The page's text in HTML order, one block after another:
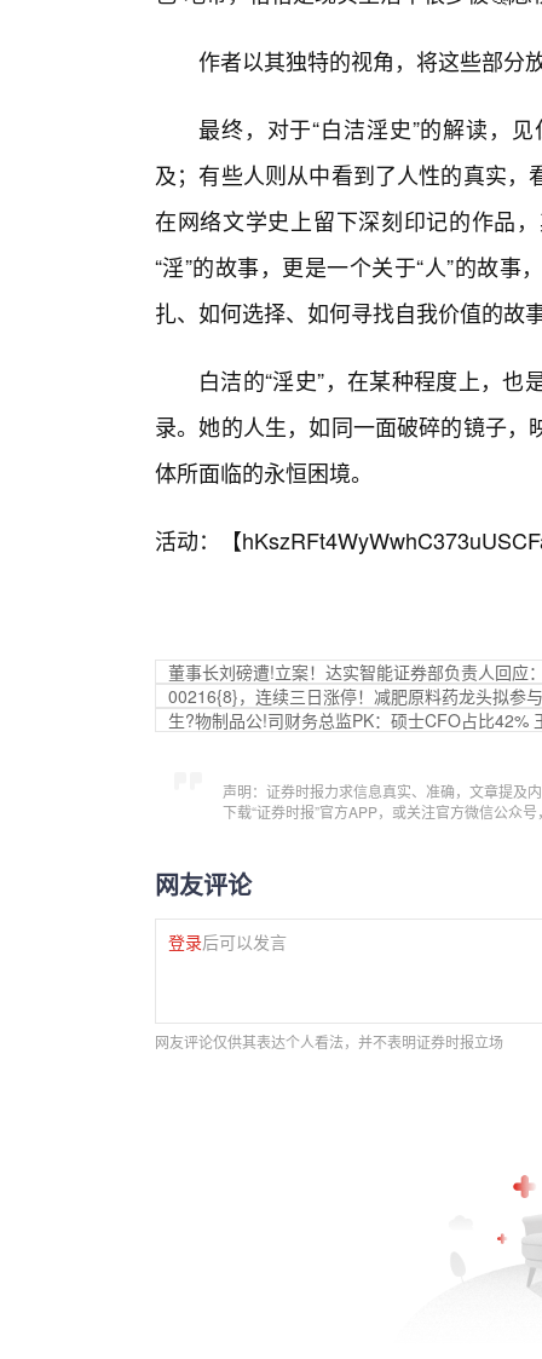
作者以其独特的视角，将这些部分
最终，对于“白洁淫史”的解读，
及；有些人则从中看到了人性的真实
在网络文学史上留下深刻印记的作品
“淫”的故事，更是一个关于“人”的故
扎、如何选择、如何寻找自我价值的故
白洁的“淫史”，在某种程度上，
录。她的人生，如同一面破碎的镜子
体所面临的永恒困境。
活动：【
董事长刘磅遭!立案！达实智能证券部负责人回应
00216{8}，连续三日涨停！减肥原料药龙头拟参
生?物制品公!司财务总监PK：硕士CFO占比42%
声明：证券时报力求信息真实、准确，文章提及
下载“证券时报”官方APP，或关注官方微信公众
网友评论
登录后可以发言
网友评论仅供其表达个人看法，并不表明证券时报立场